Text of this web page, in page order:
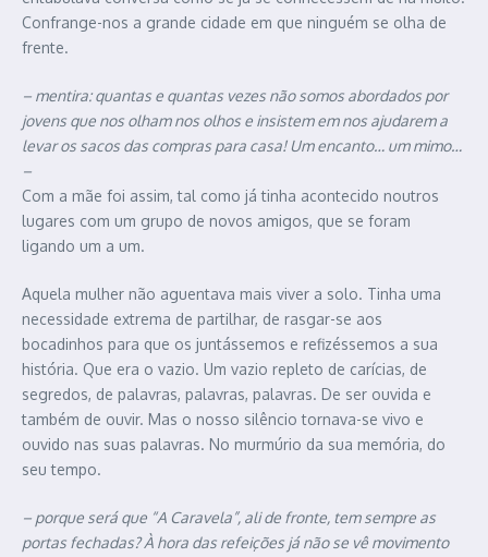
Confrange-nos a grande cidade em que ninguém se olha de
frente.
– mentira: quantas e quantas vezes não somos abordados por
jovens que nos olham nos olhos e insistem em nos ajudarem a
levar os sacos das compras para casa! Um encanto… um mimo…
–
Com a mãe foi assim, tal como já tinha acontecido noutros
lugares com um grupo de novos amigos, que se foram
ligando um a um.
Aquela mulher não aguentava mais viver a solo. Tinha uma
necessidade extrema de partilhar, de rasgar-se aos
bocadinhos para que os juntássemos e refizéssemos a sua
história. Que era o vazio. Um vazio repleto de carícias, de
segredos, de palavras, palavras, palavras. De ser ouvida e
também de ouvir. Mas o nosso silêncio tornava-se vivo e
ouvido nas suas palavras. No murmúrio da sua memória, do
seu tempo.
– porque será que “A Caravela”, ali de fronte, tem sempre as
portas fechadas? À hora das refeições já não se vê movimento